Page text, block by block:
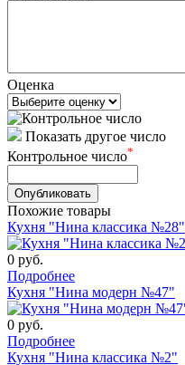
Оценка
Показать другое число
Контрольное число*
Похожие товары
Кухня "Нина классика №28"
0 руб.
Подробнее
Кухня "Нина модерн №47"
0 руб.
Подробнее
Кухня "Нина классика №2"